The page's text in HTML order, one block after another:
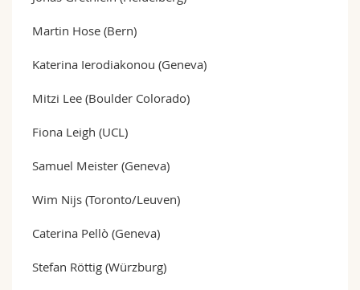
Martin Hose (Bern)
Katerina Ierodiakonou (Geneva)
Mitzi Lee (Boulder Colorado)
Fiona Leigh (UCL)
Samuel Meister (Geneva)
Wim Nijs (Toronto/Leuven)
Caterina Pellò (Geneva)
Stefan Röttig (Würzburg)